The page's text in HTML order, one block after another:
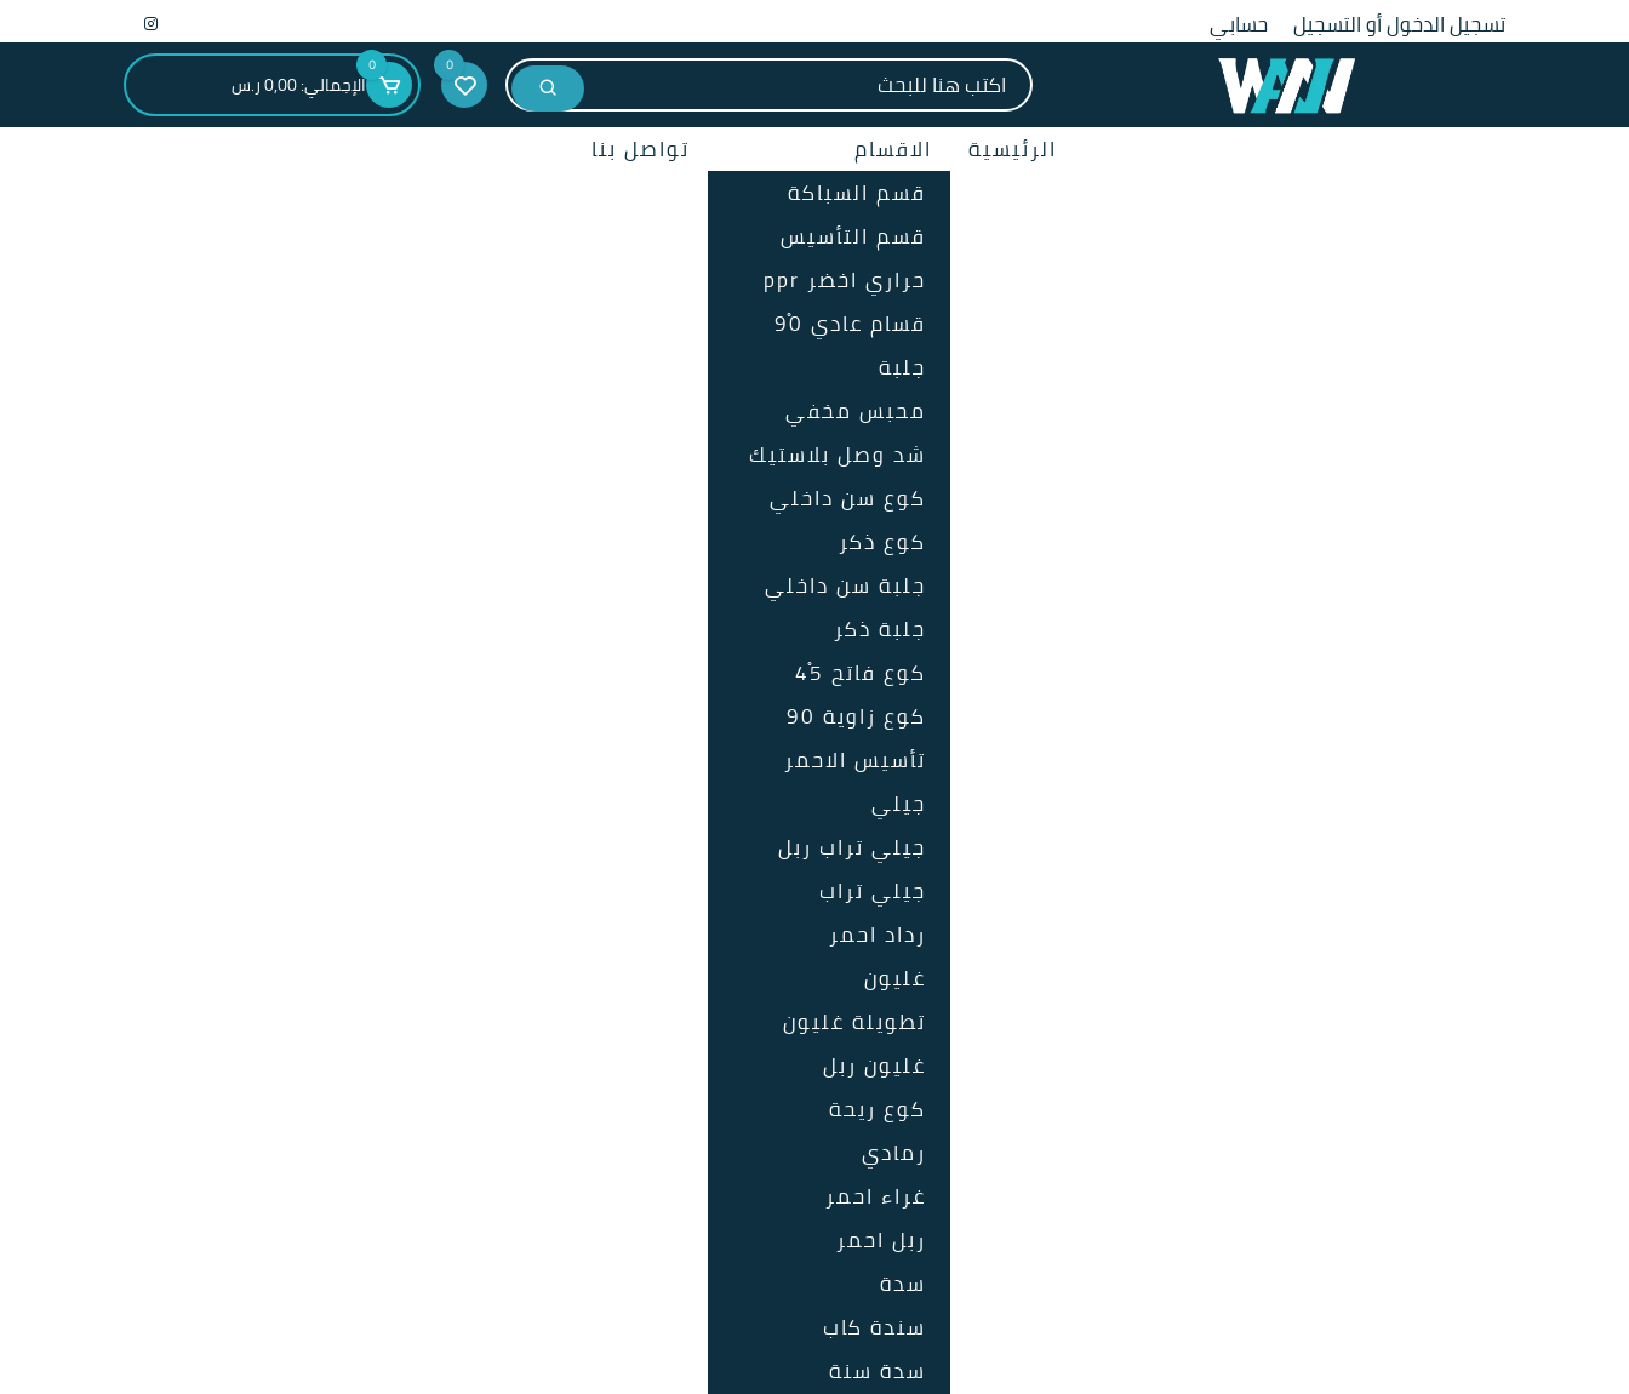
المحتوى
تسجيل الدخول أو التسجيل
حسابي
البحث عن:
0
0
الإجمالي:0,00ر.س
الرئيسية
الاقسام
قسم السباكة
قسم التأسيس
حراري اخضر ppr
قسام عادي 90ْ
جلبة
محبس مخفي
شد وصل بلاستيك
كوع سن داخلي
كوع ذكر
جلبة سن داخلي
جلبة ذكر
كوع فاتح 45ْ
كوع زاوية 90
تأسيس الاحمر
جيلي
جيلي تراب ربل
جيلي تراب
رداد احمر
غليون
تطويلة غليون
غليون ربل
كوع ريحة
رمادي
غراء احمر
ربل احمر
سدة
سندة كاب
سدة سنة
تواصل بنا